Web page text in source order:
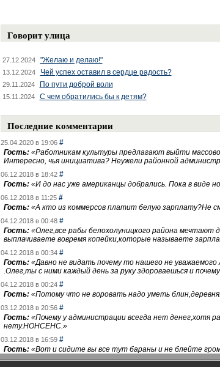
Говорит улица
27.12.2024 "Желаю и делаю!"
13.12.2024 Чей успех оставил в сердце радость?
29.11.2024 По пути доброй воли
15.11.2024 С чем обратились бы к детям?
Последние комментарии
25.04.2020 в 19:06 #
Гость: «Работникам культуры предлагают выйти
Интересно, чья инициатива? Неужели районной
06.12.2018 в 18:42 #
Гость: «И до нас уже американцы добрались. Пока в виде
06.12.2018 в 11:25 #
Гость: «А кто из коммерсов платит белую зарплату?Не
04.12.2018 в 00:48 #
Гость: «Олег,все рабы белохолуницкого района мечтают
выплачиваете вовремя копейки,которые называете
04.12.2018 в 00:34 #
Гость: «Давно не видать почему то нашего не
.Олег,ты с ними каждый день за руку здороваешься и
04.12.2018 в 00:24 #
Гость: «Потому что не воровать надо уметь
03.12.2018 в 20:56 #
Гость: «Почему у администрации всегда нет денег,хотя
нету.НОНСЕНС.»
03.12.2018 в 16:59 #
Гость: «Вот и сидите вы все тут бараны и не блейте